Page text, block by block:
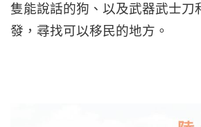
隻能說話的狗、以及武器武士刀
發，尋找可以移民的地方。